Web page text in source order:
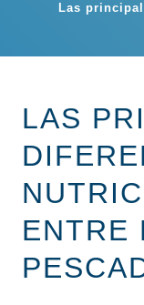
Las
LAS
ENTRE